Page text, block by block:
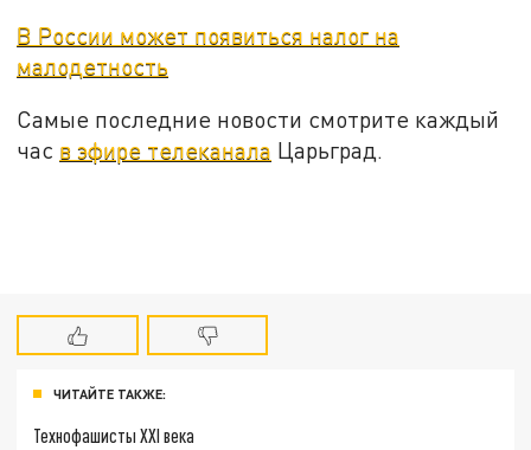
В России может появиться налог на
малодетность
Самые последние новости смотрите каждый
час в эфире телеканала Царьград.
ЧИТАЙТЕ ТАКЖЕ:
Технофашисты XXI века